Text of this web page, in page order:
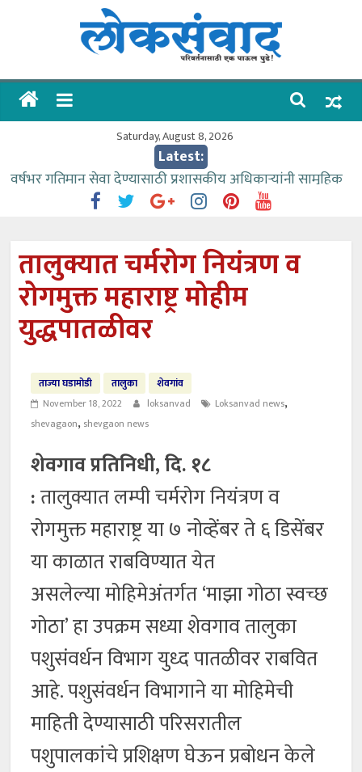
लोकसंवाद
ताज्या
Saturday, August 8, 2026
Latest:
वर्षभर गतिमान सेवा देण्यासाठी प्रशासकीय अधिकाऱ्यांनी सामुहिक
प्रयत्न करावे – आमदार काळे
आत्मामालिक गुरूकूलाचे २२८ विद्यार्थी शिष्यवृत्तीस पात्र
ईच्छा आणि मेहनतीच्या बळावर यश मिळवता येते – शिवप्रसाद
पंडोरे
आमदार आशुतोष काळे यांचा वाढदिवस विविध सामाजिक
तालुक्यात चर्मरोग नियंत्रण व
रोगमुक्त महाराष्ट्र मोहीम
युद्धपातळीवर
ताज्या घडामोडी तालुका
शेवगांव
November 18, 2022
loksanvad Loksanvad news,
shevagaon, shevgaon news
शेवगाव प्रतिनिधी, दि. १८
:तालुक्यात लम्पी चर्मरोग नियंत्रण व
रोगमुक्त महाराष्ट्र या ७ नोव्हेंबर ते ६ डिसेंबर
या काळात राबविण्यात येत
असलेल्या मोहिमेअंतर्गत ‘माझा गोठा स्वच्छ
गोठा’ हा उपक्रम सध्या शेवगाव तालुका
पशुसंवर्धन विभाग युध्द पातळीवर राबवित
आहे. पशुसंवर्धन विभागाने या मोहिमेची
माहिती देण्यासाठी परिसरातील
पशुपालकांचे प्रशिक्षण घेऊन प्रबोधन केले